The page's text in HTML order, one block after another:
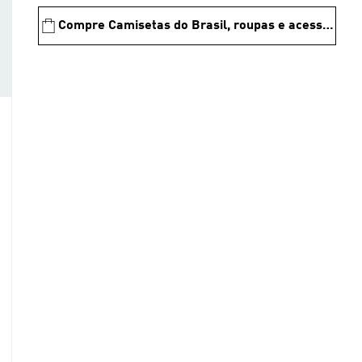
Compre Camisetas do Brasil, roupas e acessórios